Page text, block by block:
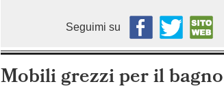
Seguimi su
Mobili grezzi per il